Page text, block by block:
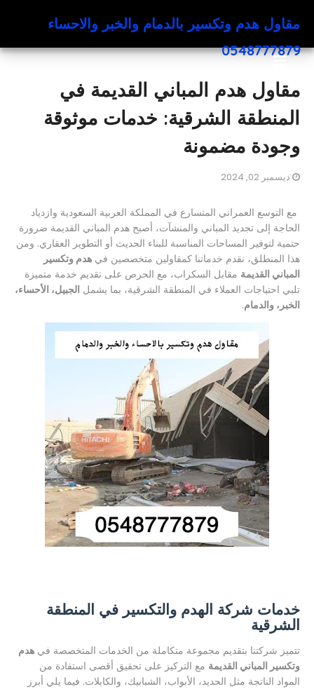
مقاول هدم وتكسير بالدمام والخبر والاحساء
0548777879
مقاول هدم المباني القديمة في
المنطقة الشرقية: خدمات موثوقة
وجودة مضمونة
ديسمبر 02, 2024
مع التوسع العمراني المتسارع في المملكة العربية السعودية وازدياد
الحاجة إلى تجديد المباني والمنشآت، أصبح هدم المباني القديمة ضرورة
حتمية لتوفير المساحات المناسبة للبناء الحديث أو التطوير العقاري. ومن
هذا المنطلق، نقدم خدماتنا كمقاولين متخصصين في هدم وتكسير
المباني القديمة مقابل السكراب، مع الحرص على تقديم خدمة متميزة
تلبي احتياجات العملاء في المنطقة الشرقية، بما يشمل الجبيل، الأحساء،
الخبر، والدمام.
خدمات شركة الهدم والتكسير في المنطقة
الشرقية
تتميز شركتنا بتقديم مجموعة متكاملة من الخدمات المتخصصة في هدم
وتكسير المباني القديمة مع التركيز على تحقيق أقصى استفادة من
المواد الناتجة مثل الحديد، الأبواب، الشبابيك، والكابلات. فيما يلي أبرز